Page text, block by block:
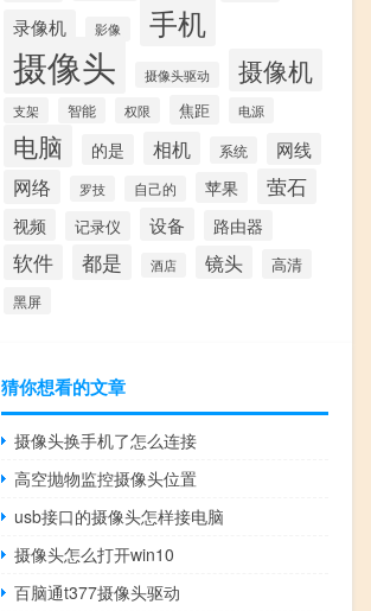
录像机 影像 手机
摄像头 摄像头驱动 摄像机
支架 智能 权限 焦距 电源
电脑 的是 相机 系统 网线
网络 罗技 自己的 苹果 萤石
视频 记录仪 设备 路由器
软件 都是 酒店 镜头 高清
黑屏
猜你想看的文章
摄像头换手机了怎么连接
高空抛物监控摄像头位置
usb接口的摄像头怎样接电脑
摄像头怎么打开win10
百脑通t377摄像头驱动